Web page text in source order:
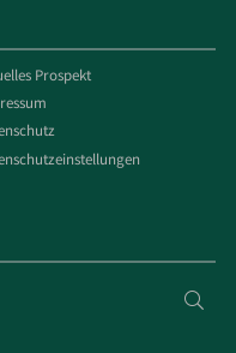
Prospekt